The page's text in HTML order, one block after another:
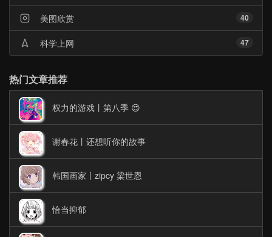
40
美图欣赏
47
科学上网
热门文章推荐
权力的游戏丨第八季 😍
谢春花丨还想听你的故事
韩国画家丨zipcy 梁世恩
恰当抑郁